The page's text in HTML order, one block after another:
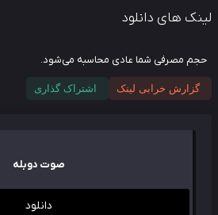
های دانلود
مصرفی شما عادی محاسبه می‌شود.
گزارش خرابی لینک اشتراک گذاری
صوت دوبله
دانلود